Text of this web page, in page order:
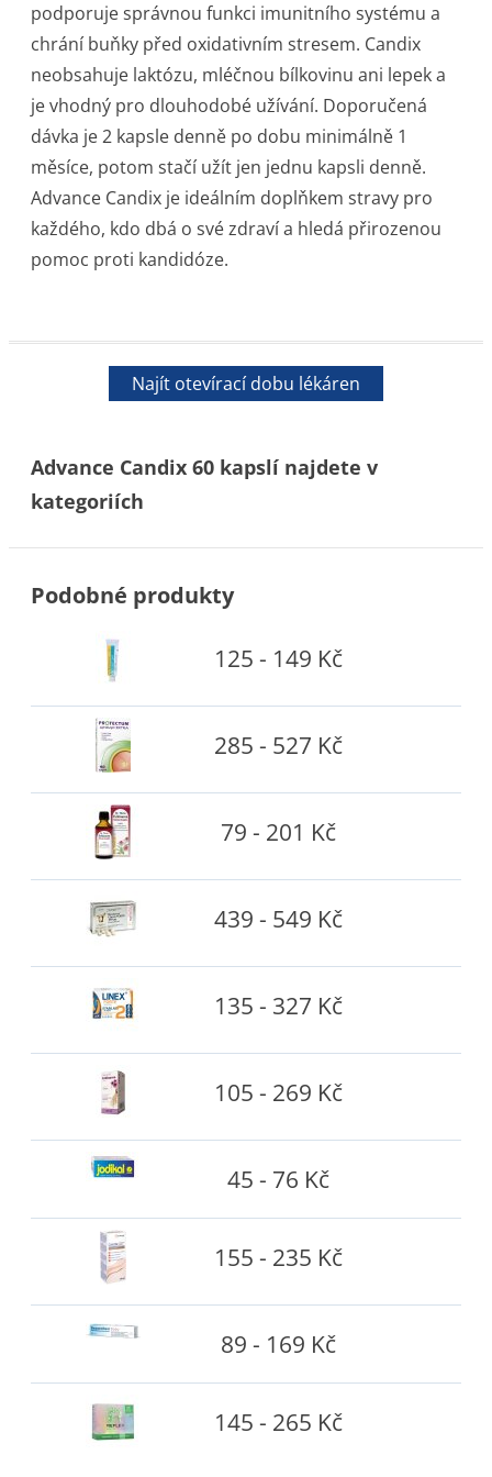
podporuje správnou funkci imunitního systému a
chrání buňky před oxidativním stresem. Candix
neobsahuje laktózu, mléčnou bílkovinu ani lepek a
je vhodný pro dlouhodobé užívání. Doporučená
dávka je 2 kapsle denně po dobu minimálně 1
měsíce, potom stačí užít jen jednu kapsli denně.
Advance Candix je ideálním doplňkem stravy pro
každého, kdo dbá o své zdraví a hledá přirozenou
pomoc proti kandidóze.
Najít otevírací dobu lékáren
Advance Candix 60 kapslí najdete v
kategoriích
Podobné produkty
125 - 149 Kč
285 - 527 Kč
79 - 201 Kč
439 - 549 Kč
135 - 327 Kč
105 - 269 Kč
45 - 76 Kč
155 - 235 Kč
89 - 169 Kč
145 - 265 Kč